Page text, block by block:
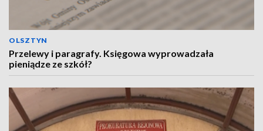
OLSZTYN
Przelewy i paragrafy. Księgowa wyprowadzała
pieniądze ze szkół?